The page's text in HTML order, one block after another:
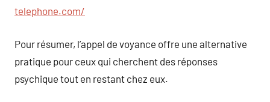
telephone.com/
Pour résumer, l’appel de voyance offre une alternative
pratique pour ceux qui cherchent des réponses
psychique tout en restant chez eux.